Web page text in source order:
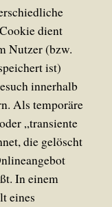
dient
Nutzer (bzw.
ist)
innerhalb
Als temporäre
„transiente
die gelöscht
In einem
eines